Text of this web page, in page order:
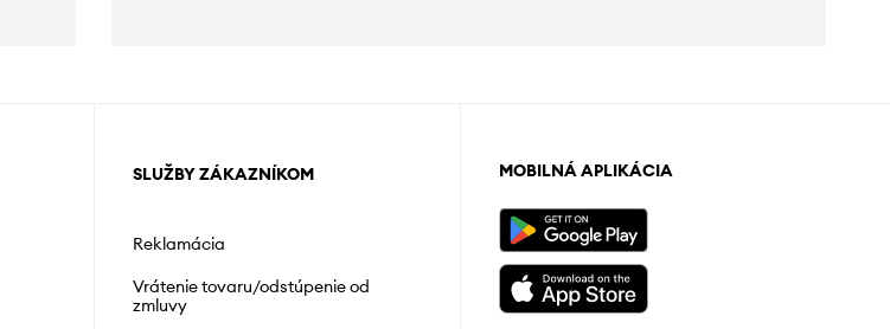
SLUŽBY ZÁKAZNÍKOM
Reklamácia
Vrátenie tovaru/odstúpenie od
zmluvy
MOBILNÁ APLIKÁCIA